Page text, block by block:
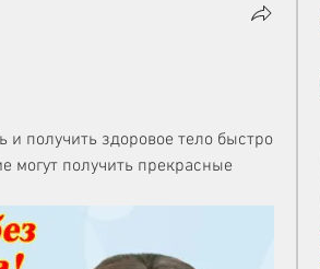
и получить здоровое тело быстро
получить прекрасные